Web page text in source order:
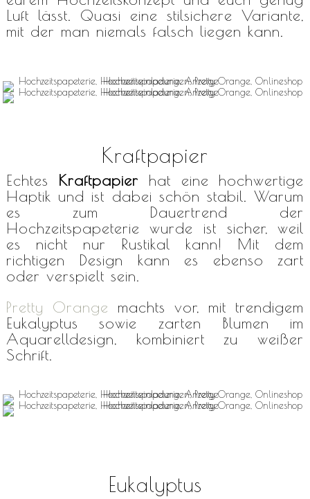
Luft lässt. Quasi eine stilsichere Variante,
mit der man niemals falsch liegen kann.
Kraftpapier
Echtes Kraftpapier hat eine hochwertige
Haptik und ist dabei schön stabil. Warum
es zum Dauertrend der
Hochzeitspapeterie wurde ist sicher, weil
es nicht nur Rustikal kann! Mit dem
richtigen Design kann es ebenso zart
oder verspielt sein.
Pretty Orange machts vor, mit trendigem
Eukalyptus sowie zarten Blumen im
Aquarelldesign, kombiniert zu weißer
Schrift.
Eukalyptus